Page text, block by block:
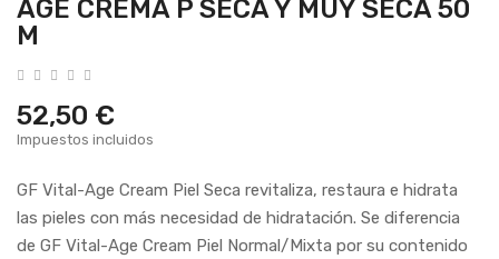
AGE CREMA P SECA Y MUY SECA 50
M
52,50 €
Impuestos incluidos
GF Vital-Age Cream Piel Seca revitaliza, restaura e hidrata
las pieles con más necesidad de hidratación. Se diferencia
de GF Vital-Age Cream Piel Normal/Mixta por su contenido